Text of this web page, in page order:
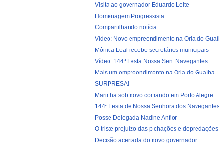
Visita ao governador Eduardo Leite
Homenagem Progressista
Compartilhando notícia
Vídeo: Novo empreendimento na Orla do
Mônica Leal recebe secretários municipais
Vídeo: 144ª Festa Nossa Sen. Navegantes
Mais um empreendimento na Orla do Guaíba
SURPRESA!
Marinha sob novo comando em Porto Alegre
144ª Festa de Nossa Senhora dos Navegantes
Posse Delegada Nadine Anflor
O triste prejuízo das pichações e depredações
Decisão acertada do novo governador